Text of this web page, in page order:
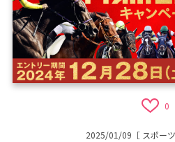
0
2025/01/09 ［ スポー